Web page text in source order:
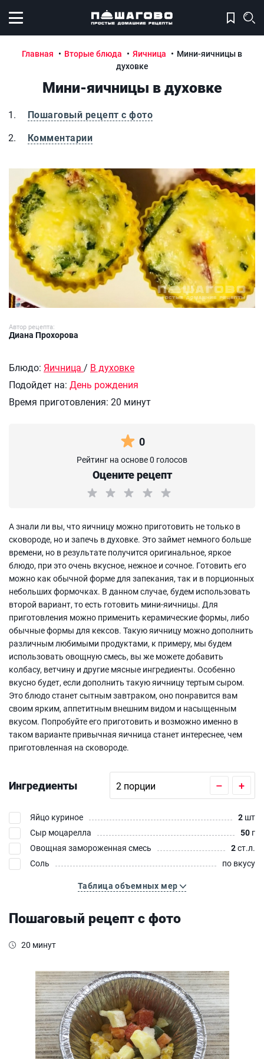
Открыть меню
Главная Вторые блюда Яичница
Мини-яичницы в
духовке
Мини-яичницы в духовке
Пошаговый рецепт с фото
Комментарии
Мини-яичницы в духовке
Автор рецепта:
Диана Прохорова
Блюдо: Яичница / В духовке
Подойдет на: День рождения
Время приготовления: 20 минут
0
Рейтинг на основе 0 голосов
Оцените рецепт
А знали ли вы, что яичницу можно приготовить не только в
сковороде, но и запечь в духовке. Это займет немного больше
времени, но в результате получится оригинальное, яркое
блюдо, при это очень вкусное, нежное и сочное. Готовить его
можно как обычной форме для запекания, так и в порционных
небольших формочках. В данном случае, будем использовать
второй вариант, то есть готовить мини-яичницы. Для
приготовления можно применить керамические формы, либо
обычные формы для кексов. Такую яичницу можно дополнить
различным любимыми продуктами, к примеру, мы будем
использовать овощную смесь, вы же можете добавить
колбасу, ветчину и другие мясные ингредиенты. Особенно
вкусно будет, если дополнить такую яичницу тертым сыром.
Это блюдо станет сытным завтраком, оно понравится вам
своим ярким, аппетитным внешним видом и насыщенным
вкусом. Попробуйте его приготовить и возможно именно в
таком варианте привычная яичница станет интереснее, чем
приготовленная на сковороде.
Ингредиенты – +
Яйцо куриное 2 шт
Сыр моцарелла
50 г
Овощная замороженная смесь
2ст.л.
Соль
по вкусу
Таблица объемных мер
Пошаговый рецепт с фото
20 минут